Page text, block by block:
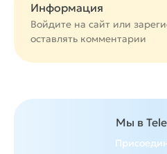
Информация
Войдите на сайт или
оставлять комментарии
Мы в